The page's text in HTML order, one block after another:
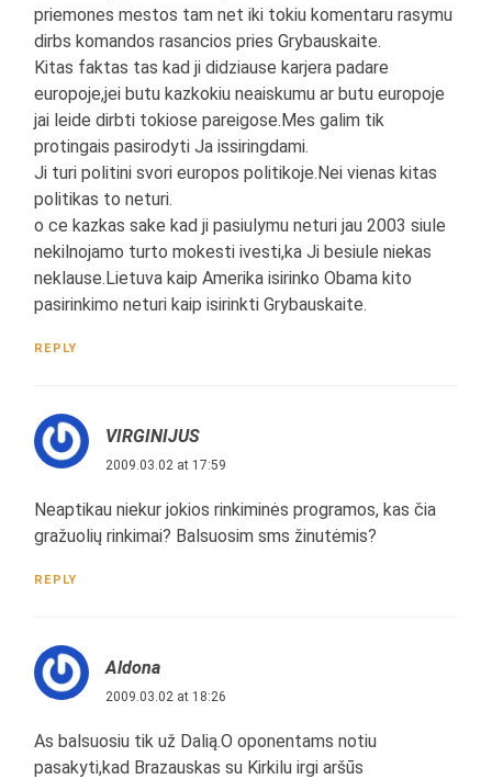
priemones mestos tam net iki tokiu komentaru rasymu
dirbs komandos rasancios pries Grybauskaite.
Kitas faktas tas kad ji didziause karjera padare
europoje,jei butu kazkokiu neaiskumu ar butu europoje
jai leide dirbti tokiose pareigose.Mes galim tik
protingais pasirodyti Ja issiringdami.
Ji turi politini svori europos politikoje.Nei vienas kitas
politikas to neturi.
o ce kazkas sake kad ji pasiulymu neturi jau 2003 siule
nekilnojamo turto mokesti ivesti,ka Ji besiule niekas
neklause.Lietuva kaip Amerika isirinko Obama kito
pasirinkimo neturi kaip isirinkti Grybauskaite.
REPLY
VIRGINIJUS
2009.03.02 at 17:59
Neaptikau niekur jokios rinkiminės programos, kas čia
gražuolių rinkimai? Balsuosim sms žinutėmis?
REPLY
Aldona
2009.03.02 at 18:26
As balsuosiu tik už Dalią.O oponentams notiu
pasakyti,kad Brazauskas su Kirkilu irgi aršūs